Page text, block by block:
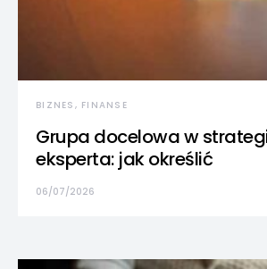
BIZNES, FINANSE
Grupa docelowa w
eksperta: jak określić
06/07/2026